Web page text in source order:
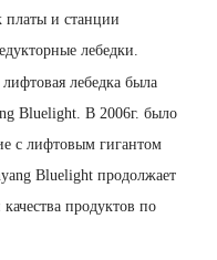
платы и станции
лебедки.
лебедка была
Bluelight. В 2006г. было
с лифтовым гигантом
Bluelight продолжает
продуктов по